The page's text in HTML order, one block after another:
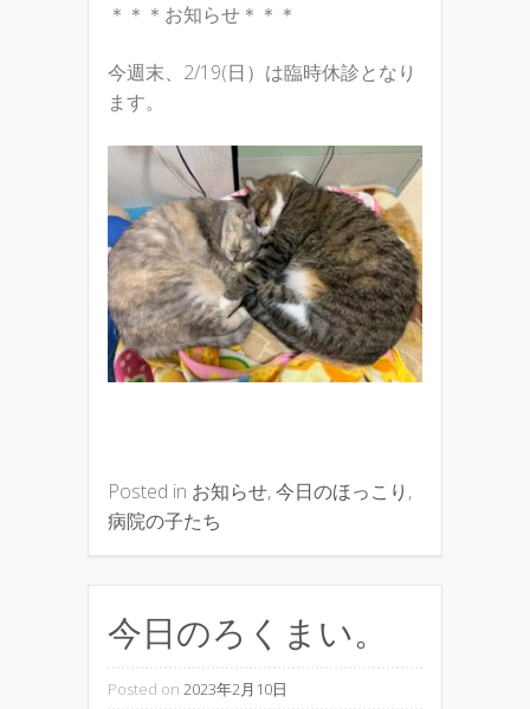
＊＊＊お知らせ＊＊＊
今週末、2/19(日）は臨時休診となり
ます。
Posted in お知らせ,今日のほっこり ,
病院の子たち
今日のろくまい。
Posted on 2023年2月10日